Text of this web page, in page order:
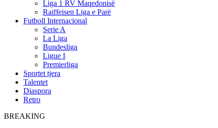
Liga 1 RV Maqedonisë
Raiffeisen Liga e Parë
Futboll Internacional
Serie A
La Liga
Bundesliga
Ligue I
Premierliga
Sportet tjera
Talentet
Diaspora
Retro
BREAKING